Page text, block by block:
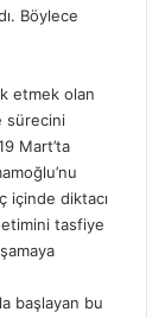
Böylece
etmek olan
sürecini
Mart’ta
içinde diktacı
tasfiye
başlayan bu